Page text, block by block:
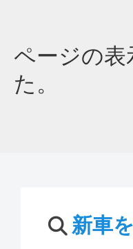
ページの
た。
新車